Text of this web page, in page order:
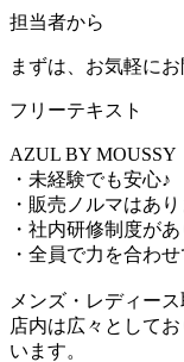
担当者から
まずは、お気軽に
フリーテキスト
AZUL BY
・未経験でも安心♪
・販売ノルマはあり
・社内研修制度が
・全員で力を合わ
メンズ・レディー
店内は広々として
います。